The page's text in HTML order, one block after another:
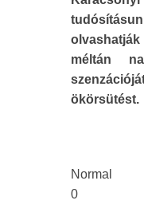
méltán
ökörsütést.
Normal
0